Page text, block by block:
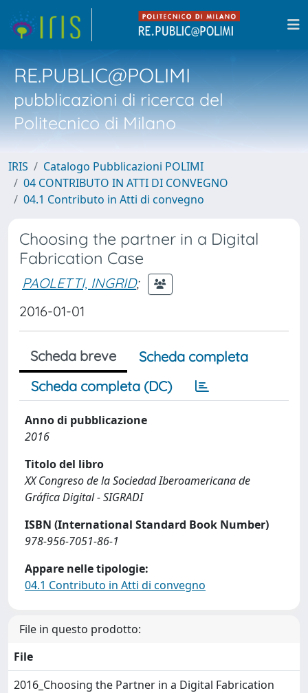
RE.PUBLIC@POLIMI
pubblicazioni di ricerca del
Politecnico di Milano
IRIS
Catalogo Pubblicazioni POLIMI
04 CONTRIBUTO IN ATTI DI CONVEGNO
04.1 Contributo in Atti di convegno
Choosing the partner in a Digital
Fabrication Case
PAOLETTI, INGRID;
2016-01-01
Scheda breve
Scheda completa
Scheda completa (DC)
Anno di pubblicazione
2016
Titolo del libro
XX Congreso de la Sociedad Iberoamericana de
Gráfica Digital - SIGRADI
ISBN (International Standard Book Number)
978-956-7051-86-1
Appare nelle tipologie:
04.1 Contributo in Atti di convegno
File in questo prodotto:
File
2016_Choosing the Partner in a Digital Fabrication